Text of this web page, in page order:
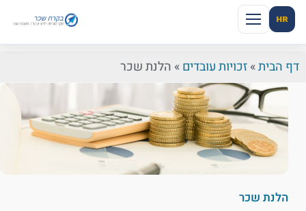
HR
דף הבית»זכויות עובדים»הלנת שכר
הלנת שכר